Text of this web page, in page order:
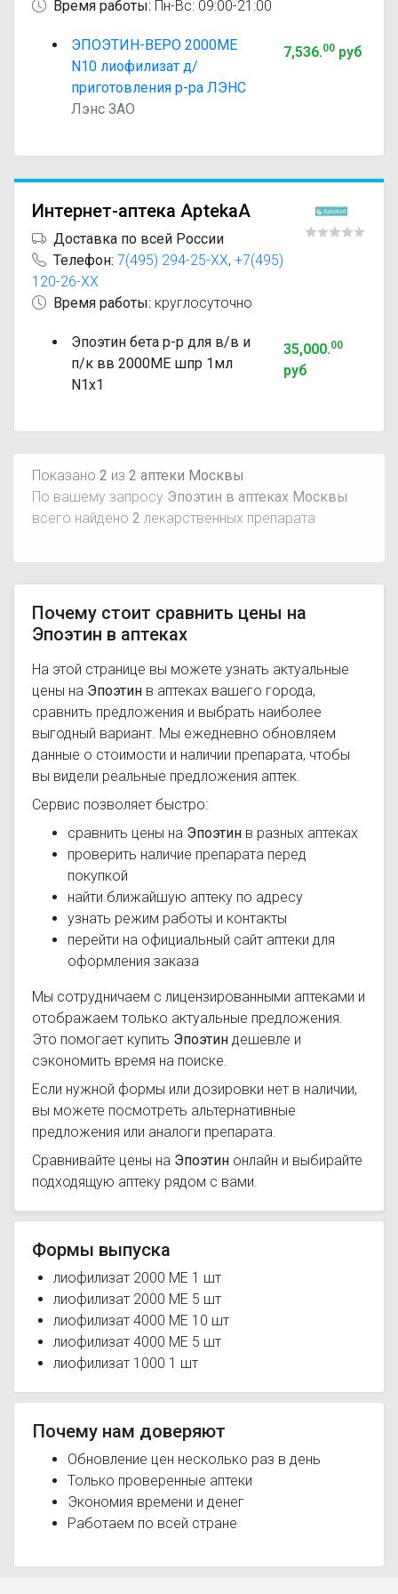
Время работы: Пн-Вс: 09:00-21:00
ЭПОЭТИН-ВЕРО 2000МЕ
N10 лиофилизат д/
приготовления р-ра ЛЭНС
Лэнс ЗАО
7,536.00руб
Интернет-аптека AptekaA
Доставка по всей России
Телефон: 7(495) 294-25-XX, +7(495)
120-26-XX
Время работы: круглосуточно
Эпоэтин бета р-р для в/в и
п/к вв 2000МЕ шпр 1мл
N1x1
35,000.00
руб
Показано 2 из 2 аптеки Москвы
По вашему запросу Эпоэтин в аптеках Москвы
всего найдено 2 лекарственных препарата
Почему стоит сравнить цены на
Эпоэтин в аптеках
На этой странице вы можете узнать актуальные
цены на Эпоэтин в аптеках вашего города,
сравнить предложения и выбрать наиболее
выгодный вариант. Мы ежедневно обновляем
данные о стоимости и наличии препарата, чтобы
вы видели реальные предложения аптек.
Сервис позволяет быстро:
сравнить цены на Эпоэтин в разных аптеках
проверить наличие препарата перед
покупкой
найти ближайшую аптеку по адресу
узнать режим работы и контакты
перейти на официальный сайт аптеки для
оформления заказа
Мы сотрудничаем с лицензированными аптеками и
отображаем только актуальные предложения.
Это помогает купить Эпоэтин дешевле и
сэкономить время на поиске.
Если нужной формы или дозировки нет в наличии,
вы можете посмотреть альтернативные
предложения или аналоги препарата.
Сравнивайте цены на Эпоэтин онлайн и выбирайте
подходящую аптеку рядом с вами.
Формы выпуска
лиофилизат 2000 МЕ 1 шт
лиофилизат 2000 МЕ 5 шт
лиофилизат 4000 МЕ 10 шт
лиофилизат 4000 МЕ 5 шт
лиофилизат 1000 1 шт
Почему нам доверяют
Обновление цен несколько раз в день
Только проверенные аптеки
Экономия времени и денег
Работаем по всей стране